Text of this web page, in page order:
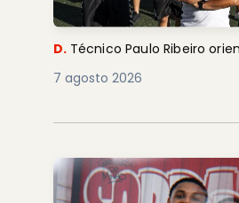
D. Técnico Paulo Ribeiro
7 agosto 2026